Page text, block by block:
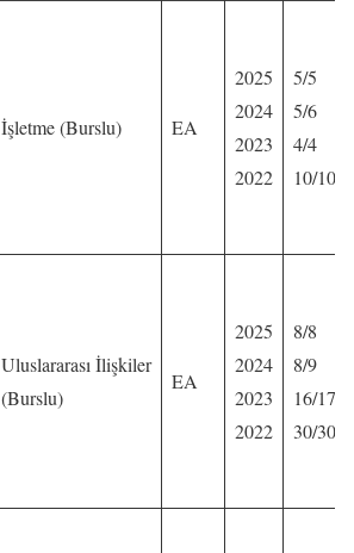
İşletme (Burslu) EA
2025
2024
2023
2022
5/5
5/6
4/4
10/10
Uluslararası İlişkiler
(Burslu)
EA
2025
2024
2023
2022
8/8
8/9
16/17
30/30